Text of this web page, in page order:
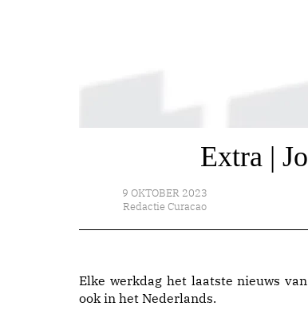
Extra |
9 OKTOBER 2023
Redactie Curacao
Elke werkdag het laatste nieuws
ook in het Nederlands.